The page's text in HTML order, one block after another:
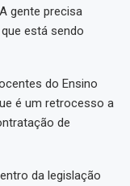
gente precisa
está sendo
do Ensino
é um retrocesso a
de
da legislação